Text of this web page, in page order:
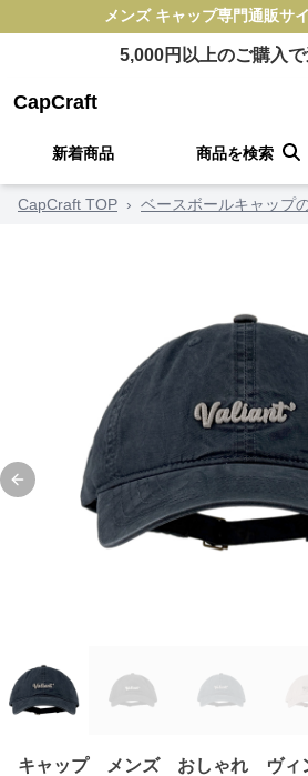
メンズ キャップ専門通販サ
5,000円以上のご購入
CapCraft
新着商品 商品を検索
CapCraft TOP › ベースボールキャップ
Previous slide
キャップ メンズ おしゃれ ヴィ